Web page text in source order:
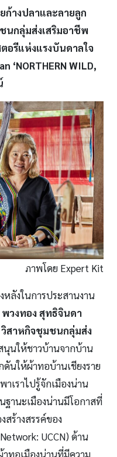
ก้างปลาและลายลูก
นกลุ่มส่งเสริมอาชีพ
อรีแห่งแรงบันดาลใจ
‘NORTHERN WILD,
ภาพโดย Expert Kit
ลังในการประสานงาน
พวงทอง สุทธิจินดา
วิสาหกิจชุมชนกลุ่มส่ง
นให้ชาวบ้านจากบ้าน
ดันให้ผ้าทอบ้านเชียงราย
เราไปรู้จักเมืองน่าน
านะเมืองน่านมีโอกาสที่
สร้างสรรค์ของ
UCCN) ด้าน
ทอเมืองน่านที่มีความ